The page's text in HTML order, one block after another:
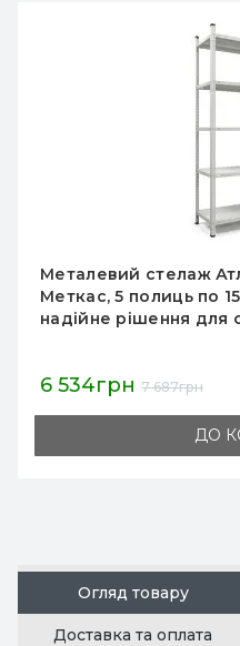
Металевий стелаж
Меткас, 5 полиць по
надійне рішення для
6 534грн 7 687грн
ДО
Огляд товару
Доставка та оплата